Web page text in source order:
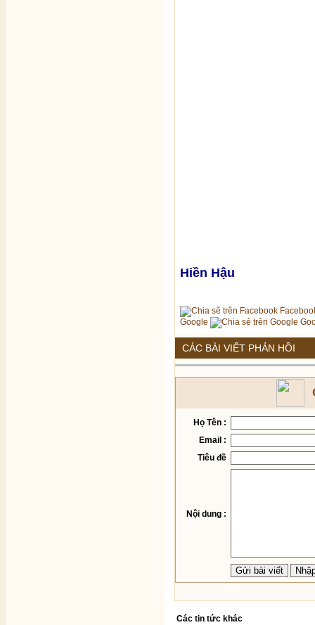
Hiền Hậu
Google
CÁC BÀI VIẾT PHẢN HỒI
Họ Tên :
Email :
Tiêu đề
Nội dung :
Các tin tức khác